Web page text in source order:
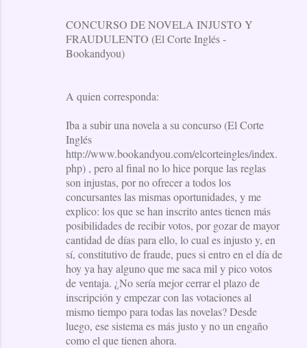
CONCURSO DE NOVELA INJUSTO Y
FRAUDULENTO (El Corte Inglés -
Bookandyou)
A quien corresponda:
Iba a subir una novela a su concurso (El Corte
Inglés
http://www.bookandyou.com/elcorteingles/index.
php) , pero al final no lo hice porque las reglas
son injustas, por no ofrecer a todos los
concursantes las mismas oportunidades, y me
explico: los que se han inscrito antes tienen más
posibilidades de recibir votos, por gozar de mayor
cantidad de días para ello, lo cual es injusto y, en
sí, constitutivo de fraude, pues si entro en el día de
hoy ya hay alguno que me saca mil y pico votos
de ventaja. ¿No sería mejor cerrar el plazo de
inscripción y empezar con las votaciones al
mismo tiempo para todas las novelas? Desde
luego, ese sistema es más justo y no un engaño
como el que tienen ahora.